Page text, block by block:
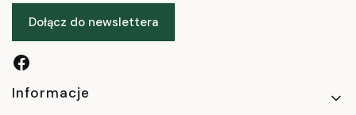
Dołącz do newslettera
Linki w stopce
Informacje